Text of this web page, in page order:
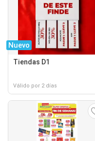
Nuevo
Tiendas D1
Válido por 2 días